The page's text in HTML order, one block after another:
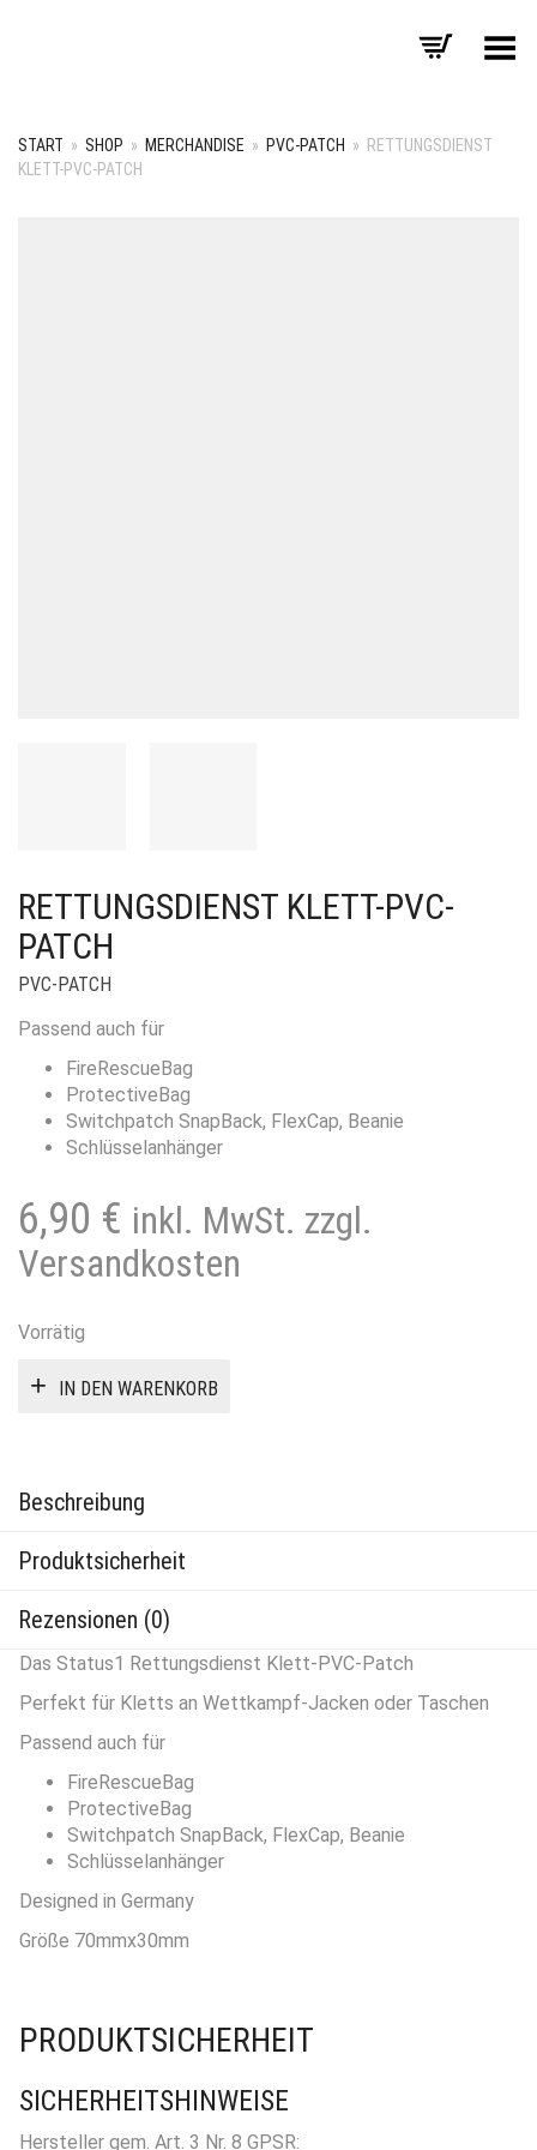
Menü umschalten
START » SHOP » MERCHANDISE » PVC-PATCH » RETTUNGSDIENST
KLETT-PVC-PATCH
RETTUNGSDIENST KLETT-PVC-
PATCH
PVC-PATCH
Passend auch für
FireRescueBag
ProtectiveBag
Switchpatch SnapBack, FlexCap, Beanie
Schlüsselanhänger
6,90 € inkl. MwSt. zzgl.
Versandkosten
Vorrätig
IN DEN WARENKORB
Beschreibung
Produktsicherheit
Rezensionen (0)
Das Status1 Rettungsdienst Klett-PVC-Patch
Perfekt für Kletts an Wettkampf-Jacken oder Taschen
Passend auch für
FireRescueBag
ProtectiveBag
Switchpatch SnapBack, FlexCap, Beanie
Schlüsselanhänger
Designed in Germany
Größe 70mmx30mm
PRODUKTSICHERHEIT
SICHERHEITSHINWEISE
Hersteller gem. Art. 3 Nr. 8 GPSR: